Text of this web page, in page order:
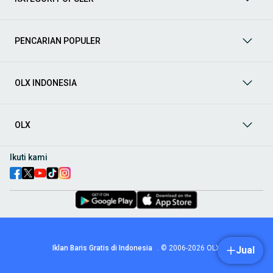
Jual
Aksesoris Mobil: Lengkapi tampilan dan fungsionalitas mobil
aksesoris interior seperti sarung jok dan karpet, hingga
berbagai pilihan
, speaker, amplifier, subwoofer,
ingin meningkatkan kualitas suara dalam kabin
Spare Part Mobil
part mobiloriginal dan berkualitas dari OLX! Temukan
berbagai komponen penting mulai dari filter oli, kampas rem,
velg dan ban mobilterbaik di
OLX! Tersedia berbagai ukuran dan desain velg, serta
PENCARIAN POPULER
OLX INDONESIA
OLX
Ikuti kami
Iklan Baris Gratis di Indonesia . © 2006-2026 OLX